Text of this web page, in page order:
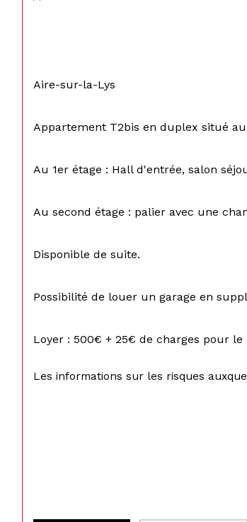
Aire-sur-la-Lys
Appartement T2bis en duplex situé
Au 1er étage : Hall d'entrée, salon
Au second étage : palier avec une
Disponible de suite.
Possibilité de louer un garage en
Loyer : 500€ + 25€ de charges pour
Les informations sur les risques